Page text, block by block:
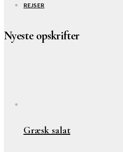
REJSER
Nyeste opskrifter
Græsk salat